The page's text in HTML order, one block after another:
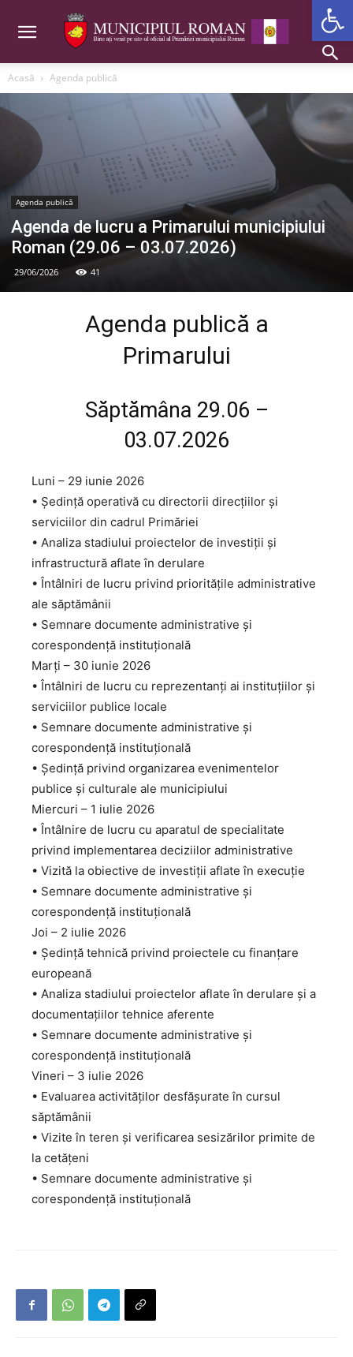
Acasă Agenda publică
Agenda publică
Agenda de lucru a Primarului municipiului
Roman (29.06 – 03.07.2026)
29/06/2026 41
Agenda publică a
Primarului
Săptămâna 29.06 –
03.07.2026
Luni – 29 iunie 2026
• Ședință operativă cu directorii direcțiilor și
serviciilor din cadrul Primăriei
• Analiza stadiului proiectelor de investiții și
infrastructură aflate în derulare
• Întâlniri de lucru privind prioritățile administrative
ale săptămânii
• Semnare documente administrative și
corespondență instituțională
Marți – 30 iunie 2026
• Întâlniri de lucru cu reprezentanți ai instituțiilor și
serviciilor publice locale
• Semnare documente administrative și
corespondență instituțională
• Ședință privind organizarea evenimentelor
publice și culturale ale municipiului
Miercuri – 1 iulie 2026
• Întâlnire de lucru cu aparatul de specialitate
privind implementarea deciziilor administrative
• Vizită la obiective de investiții aflate în execuție
• Semnare documente administrative și
corespondență instituțională
Joi – 2 iulie 2026
• Ședință tehnică privind proiectele cu finanțare
europeană
• Analiza stadiului proiectelor aflate în derulare și a
documentațiilor tehnice aferente
• Semnare documente administrative și
corespondență instituțională
Vineri – 3 iulie 2026
• Evaluarea activităților desfășurate în cursul
săptămânii
• Vizite în teren și verificarea sesizărilor primite de
la cetățeni
• Semnare documente administrative și
corespondență instituțională